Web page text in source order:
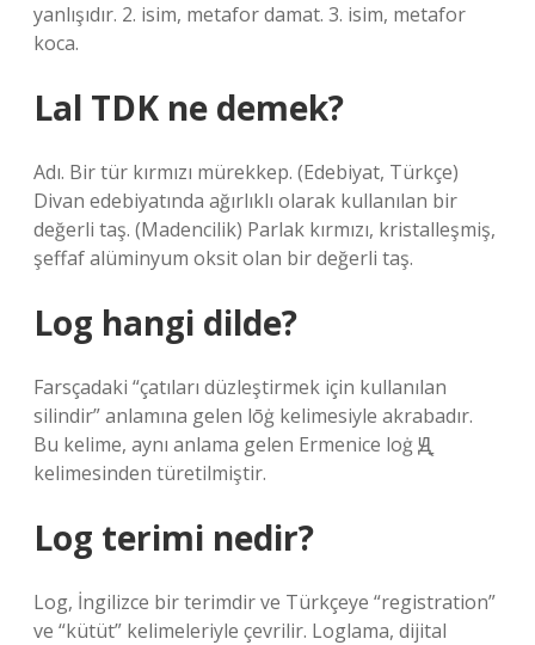
yanlışıdır. 2. isim, metafor damat. 3. isim, metafor
koca.
Lal TDK ne demek?
Adı. Bir tür kırmızı mürekkep. (Edebiyat, Türkçe)
Divan edebiyatında ağırlıklı olarak kullanılan bir
değerli taş. (Madencilik) Parlak kırmızı, kristalleşmiş,
şeffaf alüminyum oksit olan bir değerli taş.
Log hangi dilde?
Farsçadaki “çatıları düzleştirmek için kullanılan
silindir” anlamına gelen lōġ kelimesiyle akrabadır.
Bu kelime, aynı anlama gelen Ermenice loġ Ԭֲָ
kelimesinden türetilmiştir.
Log terimi nedir?
Log, İngilizce bir terimdir ve Türkçeye “registration”
ve “kütüt” kelimeleriyle çevrilir. Loglama, dijital